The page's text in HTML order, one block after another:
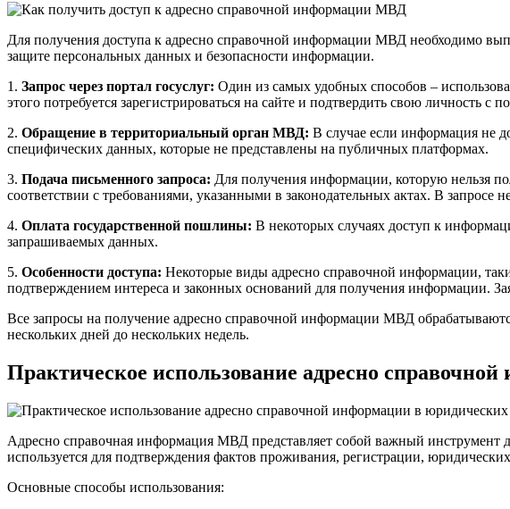
Для получения доступа к адресно справочной информации МВД необходимо
защите персональных данных и безопасности информации.
1. Запрос через портал госуслуг: Один из самых удобных способов –
этого потребуется зарегистрироваться на сайте и подтвердить свою личность
2. Обращение в территориальный орган МВД: В случае если информация не
специфических данных, которые не представлены на публичных платформах.
3. Подача письменного запроса: Для получения информации, которую нельзя
соответствии с требованиями, указанными в законодательных актах. В
4. Оплата государственной пошлины: В некоторых случаях доступ к
запрашиваемых данных.
5. Особенности доступа: Некоторые виды адресно справочной информации,
подтверждением интереса и законных оснований для получения информации.
Все запросы на получение адресно справочной информации МВД
нескольких дней до нескольких недель.
Практическое использование адресно
Адресно справочная информация МВД представляет собой важный
используется для подтверждения фактов проживания, регистрации,
Основные способы использования: